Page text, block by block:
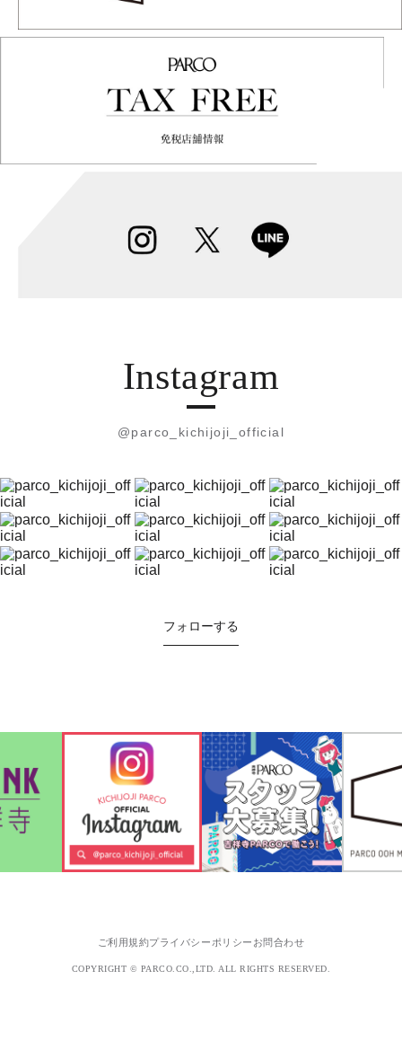
Instagram
@parco_kichijoji_official
フォローする
ご利用規約プライバシーポリシー お問合わせ
COPYRIGHT © PARCO.CO.,LTD. ALL RIGHTS RESERVED.